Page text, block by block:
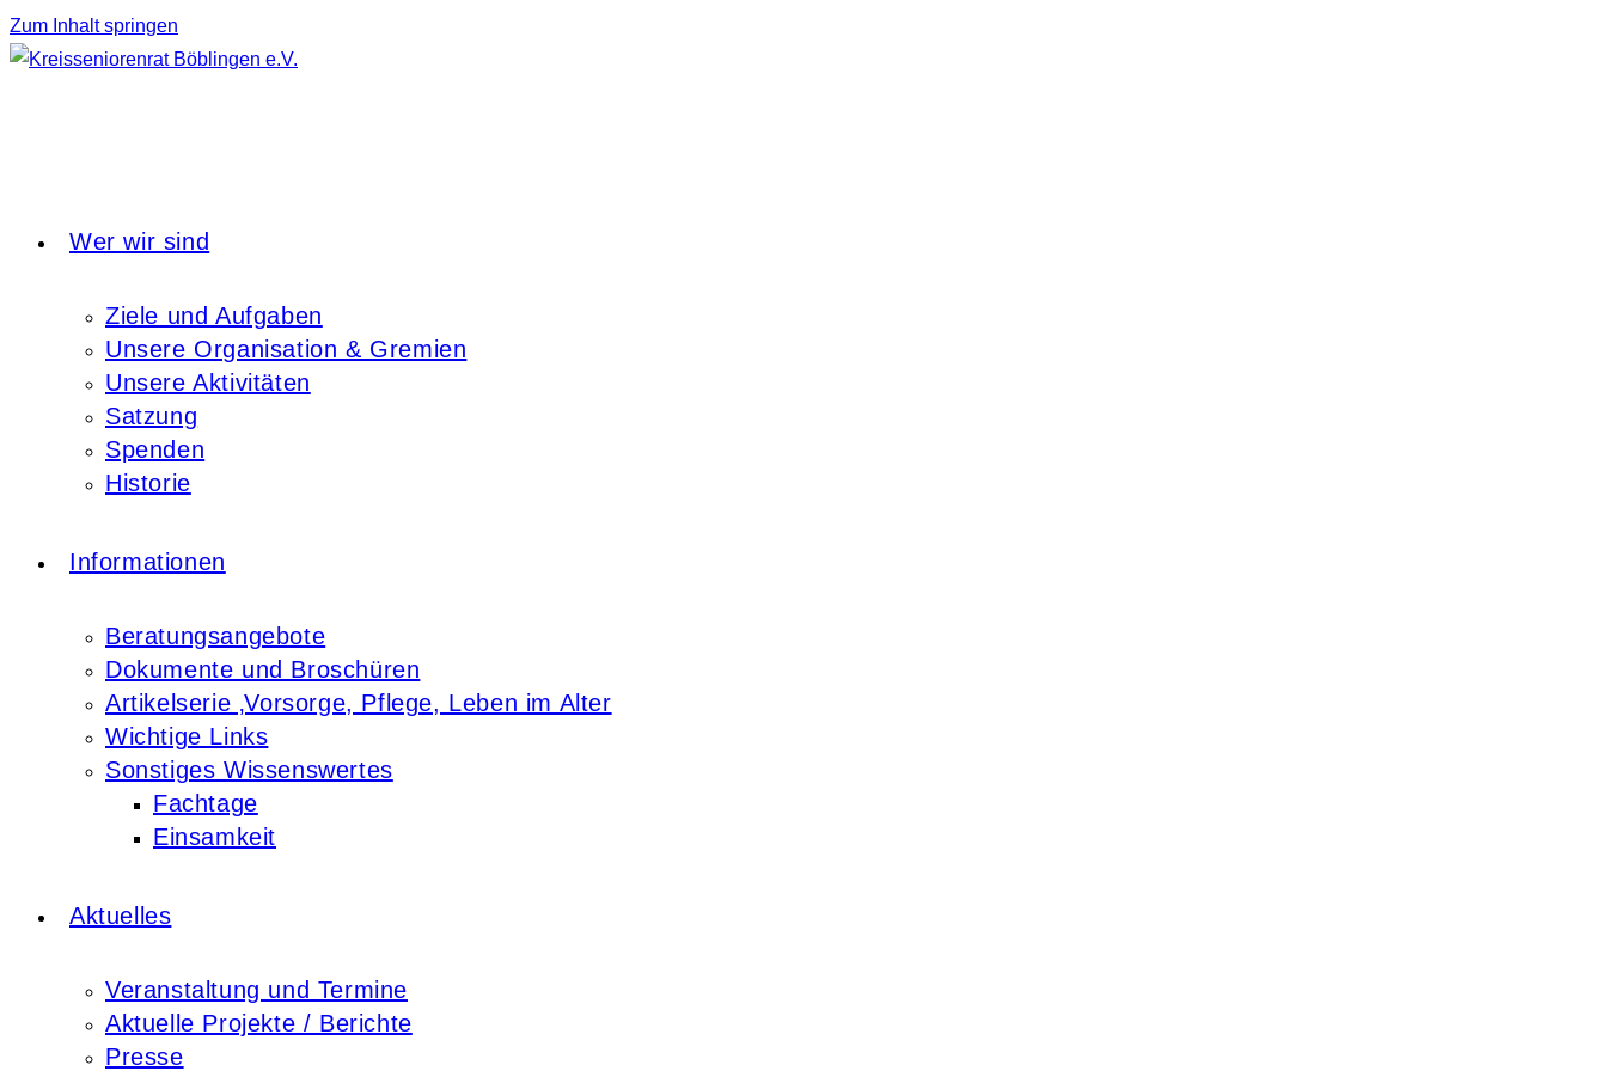
Zum Inhalt springen
Wer wir sind
Ziele und Aufgaben
Unsere Organisation & Gremien
Unsere Aktivitäten
Satzung
Spenden
Historie
Informationen
Beratungsangebote
Dokumente und Broschüren
Artikelserie ‚Vorsorge, Pflege, Leben im Alter
Wichtige Links
Sonstiges Wissenswertes
Fachtage
Einsamkeit
Aktuelles
Veranstaltung und Termine
Aktuelle Projekte / Berichte
Presse